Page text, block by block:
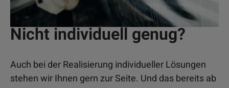
Nicht individuell genug?
Auch bei der Realisierung individueller Lösungen
stehen wir Ihnen gern zur Seite. Und das bereits ab